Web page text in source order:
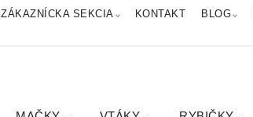
ZÁKAZNÍCKA SEKCIA KONTAKT BLOG